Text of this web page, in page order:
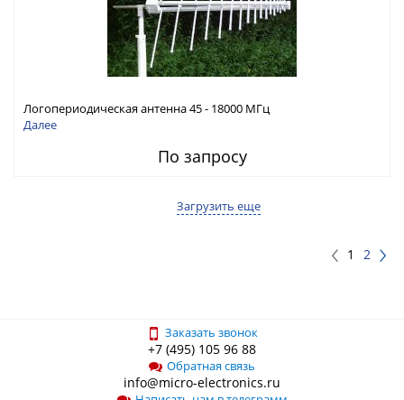
Логопериодическая антенна 45 - 18000 МГц
Далее
По запросу
Загрузить еще
1 2
Заказать звонок
+7 (495) 105 96 88
Обратная связь
info@micro-electronics.ru